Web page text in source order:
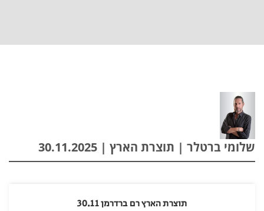
שלומי ברטלר | תוצרת הארץ | 30.11.2025
תוצרת הארץ רם ברדרמן 30.11